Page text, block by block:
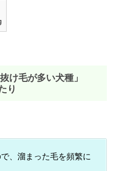
け毛が多い犬種」
り
、溜まった毛を頻繁に